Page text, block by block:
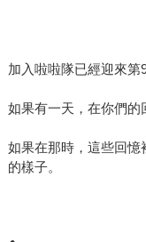
加入啦啦隊已經迎來第
如果有一天，在你們的
如果在那時，這些回
的樣子。